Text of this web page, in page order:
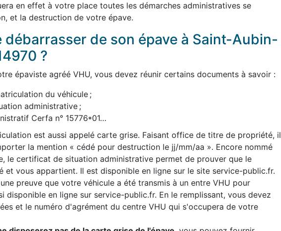
en effet à votre place toutes les démarches administratives se
et la destruction de votre épave.
débarrasser de son épave à Saint-Aubin-
?
épaviste agréé VHU, vous devez réunir certains documents à savoir :
du véhicule ;
administrative ;
Cerfa n° 15776*01…
est aussi appelé carte grise. Faisant office de titre de propriété, il
la mention « cédé pour destruction le jj/mm/aa ». Encore nommé
le certificat de situation administrative permet de prouver que le
et vous appartient. Il est disponible en ligne sur le site service-public.fr.
preuve que votre véhicule a été transmis à un entre VHU pour
disponible en ligne sur service-public.fr. En le remplissant, vous devez
et le numéro d'agrément du centre VHU qui s'occupera de votre